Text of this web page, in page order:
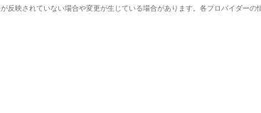
映されていない場合や変更が生じている場合があります。各プロバイダーの